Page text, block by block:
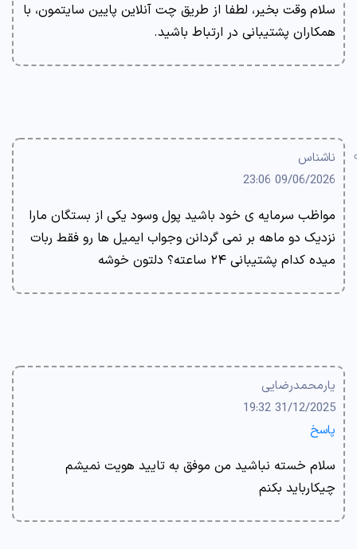
سلام وقت بخیر، لطفا از طریق چت آنلاین پایین سایتمون، با
همکاران پشتیبانی در ارتباط باشید.
ناشناس
09/06/2026 23:06
مواظب سرمایه ی خود باشید پول وسود یکی از بستگان مارا
نزدیک دو ماهه بر نمی گردانن وجواب ایمیل ها رو فقط ربات
میده کدام پشتیبانی ۲۴ ساعته؟ دلتون خوشه
یارمحمدرضایی
31/12/2025 19:32
پاسخ
سلام خسته نباشید من موفق به تایید هویت نمیشم
چیکارباید بکنم